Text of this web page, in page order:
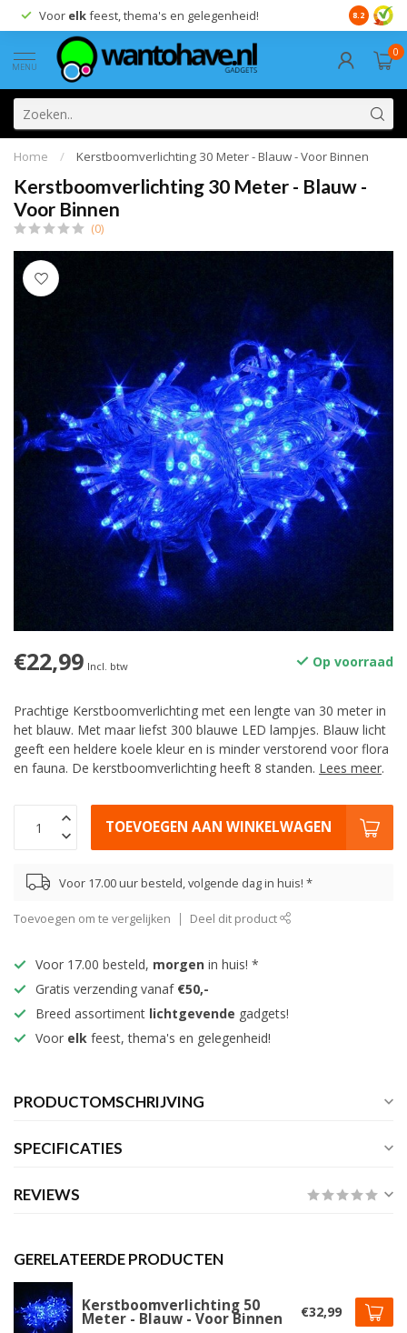
Voor elkfeest, thema's en gelegenheid! 8.2
MENU
0
Home / Kerstboomverlichting 30 Meter - Blauw - Voor Binnen
Kerstboomverlichting 30 Meter - Blauw -
Voor Binnen
(0)
€22,99 Incl. btw Op voorraad
Prachtige Kerstboomverlichting met een lengte van 30 meter in
het blauw. Met maar liefst 300 blauwe LED lampjes. Blauw licht
geeft een heldere koele kleur en is minder verstorend voor flora
en fauna. De kerstboomverlichting heeft 8 standen. Lees meer.
TOEVOEGEN AAN WINKELWAGEN
Voor 17.00 uur besteld, volgende dag in huis! *
Toevoegen om te vergelijken Deel dit product
Voor 17.00 besteld, morgen in huis! *
Gratis verzending vanaf €50,-
Breed assortiment lichtgevende gadgets!
Voor elk feest, thema's en gelegenheid!
PRODUCTOMSCHRIJVING
SPECIFICATIES
REVIEWS
GERELATEERDE PRODUCTEN
Kerstboomverlichting 50
Meter - Blauw - Voor Binnen €32,99